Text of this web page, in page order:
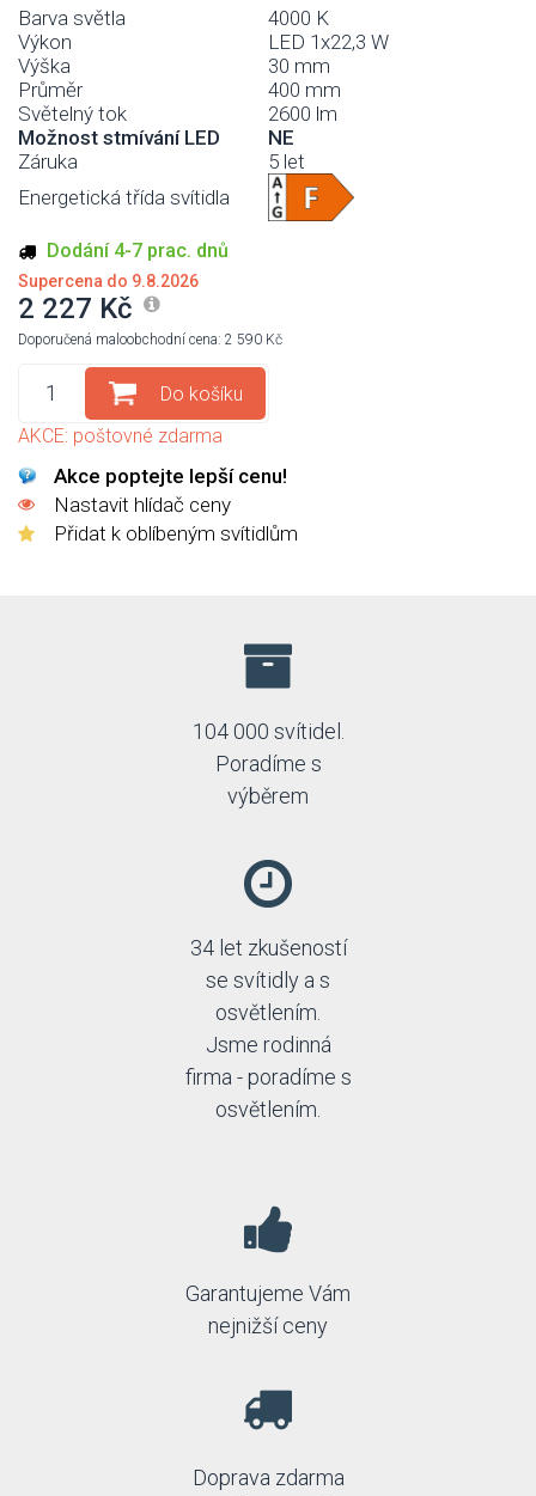
Barva světla
4000 K
Výkon
LED 1x22,3 W
Výška
30 mm
Průměr
400 mm
Světelný tok
2600 lm
Možnost stmívání LED
NE
Záruka
5 let
Energetická třída svítidla
Dodání 4-7 prac. dnů
Supercena do 9.8.2026
2 227 Kč
Doporučená maloobchodní cena: 2 590 Kč
Do košíku
AKCE: poštovné zdarma
Akce poptejte lepší cenu!
Nastavit hlídač ceny
Přidat k oblíbeným svítidlům
104 000 svítidel.
Poradíme s
výběrem
34 let zkušeností
se svítidly a s
osvětlením.
Jsme rodinná
firma - poradíme s
osvětlením.
Garantujeme Vám
nejnižší ceny
Doprava zdarma